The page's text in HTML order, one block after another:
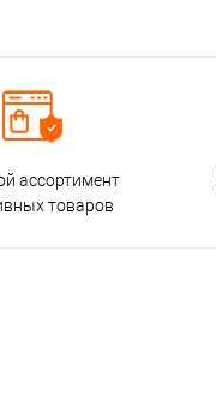
ассортимент
товаров